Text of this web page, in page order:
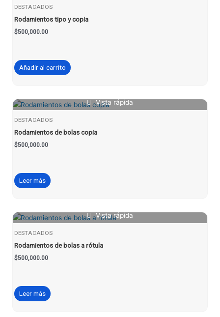
DESTACADOS
Rodamientos tipo y copia
$500,000.00
Añadir al carrito
Vista rápida
DESTACADOS
Rodamientos de bolas copia
$500,000.00
Leer más
Vista rápida
DESTACADOS
Rodamientos de bolas a rótula
$500,000.00
Leer más